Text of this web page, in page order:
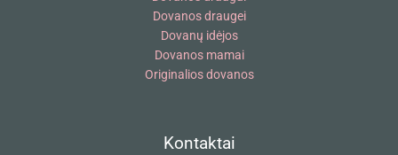
Dovanos draugei
Dovanų idėjos
Dovanos mamai
Originalios dovanos
Kontaktai